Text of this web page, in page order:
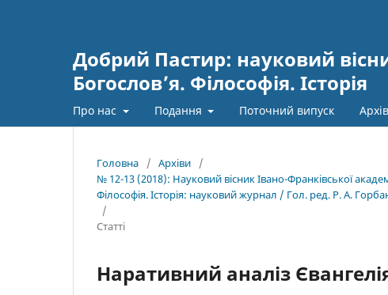
Добрий Пастир: науковий
Богослов’я. Філософія. Історія
Про нас Подання Поточний випуск
Головна / Архіви
/
№ 12-13 (2018): Науковий вісник Івано-Франківської
Філософія. Історія: науковий журнал / Гол. ред. Р. А.
/
Статті
Наративний аналіз